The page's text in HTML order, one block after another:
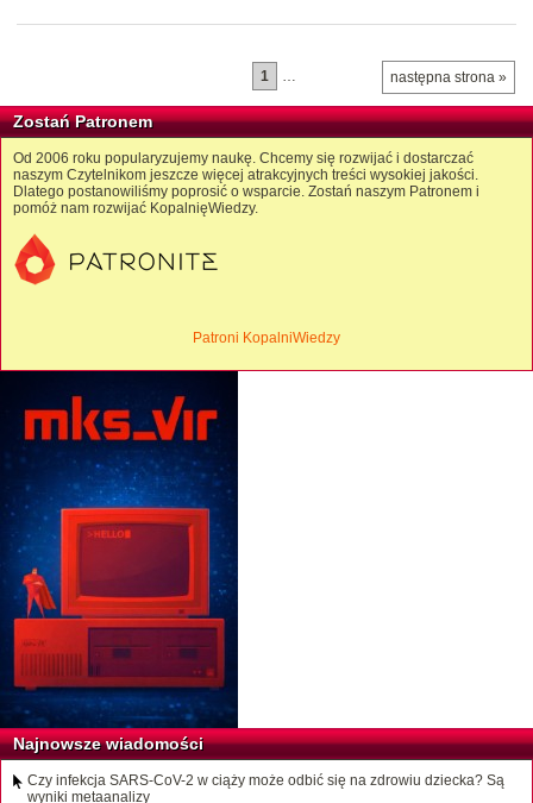
następna strona »
1 …
Zostań Patronem
Od 2006 roku popularyzujemy naukę. Chcemy się rozwijać i dostarczać
naszym Czytelnikom jeszcze więcej atrakcyjnych treści wysokiej jakości.
Dlatego postanowiliśmy poprosić o wsparcie. Zostań naszym Patronem i
pomóż nam rozwijać KopalnięWiedzy.
Patroni KopalniWiedzy
Najnowsze wiadomości
Czy infekcja SARS-CoV-2 w ciąży może odbić się na zdrowiu dziecka? Są
wyniki metaanalizy